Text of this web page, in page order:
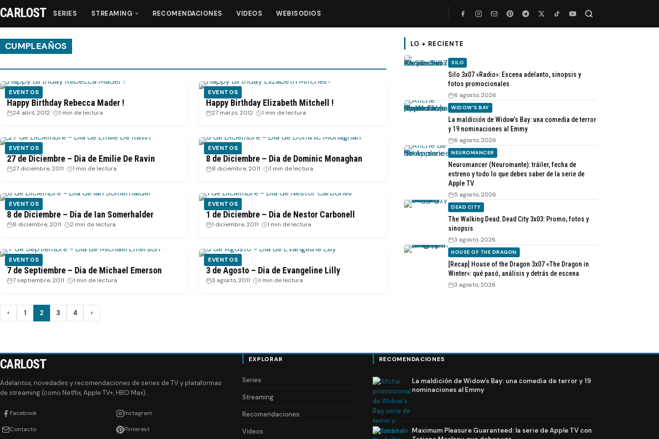
Streaming
Videos
CARLOST SERIES STREAMING RECOMENDACIONES VIDEOS WEBISODIOS
CUMPLEAÑOS
EVENTOS
Happy Birthday Rebecca Mader !
24 abril, 2012 1 min de lectura
EVENTOS
Happy Birthday Elizabeth Mitchell !
27 marzo, 2012 1 min de lectura
EVENTOS
27 de Diciembre – Dia de Emilie De Ravin
27 diciembre, 2011 1 min de lectura
EVENTOS
8 de Diciembre – Dia de Dominic Monaghan
8 diciembre, 2011 1 min de lectura
EVENTOS
8 de Diciembre – Dia de Ian Somerhalder
8 diciembre, 2011 2 min de lectura
EVENTOS
1 de Diciembre – Dia de Nestor Carbonell
1 diciembre, 2011 1 min de lectura
EVENTOS
7 de Septiembre – Dia de Michael Emerson
7 septiembre, 2011 1 min de lectura
EVENTOS
3 de Agosto – Dia de Evangeline Lilly
3 agosto, 2011 1 min de lectura
Paginación
entradas
‹ Anterior
1 2 3 4 ›
LO + RECIENTE
SILO
Silo 3x07 «Radio»: Escena adelanto, sinopsis y
fotos promocionales
6 agosto, 2026
WIDOW'S BAY
La maldición de Widow’s Bay: una comedia de terror
y 19 nominaciones al Emmy
6 agosto, 2026
NEUROMANCER
Neuromancer (Neuromante): tráiler, fecha de
estreno y todo lo que debes saber de la serie de
Apple TV
5 agosto, 2026
DEAD CITY
The Walking Dead: Dead City 3x03: Promo, fotos y
sinopsis
3 agosto, 2026
HOUSE OF THE DRAGON
[Recap] House of the Dragon 3x07 «The Dragon in
Winter»: qué pasó, análisis y detrás de escena
3 agosto, 2026
CARLOST
Adelantos, novedades y recomendaciones de series de TV y plataformas
de streaming (como Netflix, Apple TV+, HBO Max).
Facebook Instagram
Contacto Pinterest
EXPLORAR
Series
Streaming
Recomendaciones
Videos
RECOMENDACIONES
La maldición de Widow’s Bay: una comedia de terror y 19
nominaciones al Emmy
Maximum Pleasure Guaranteed: la serie de Apple TV con